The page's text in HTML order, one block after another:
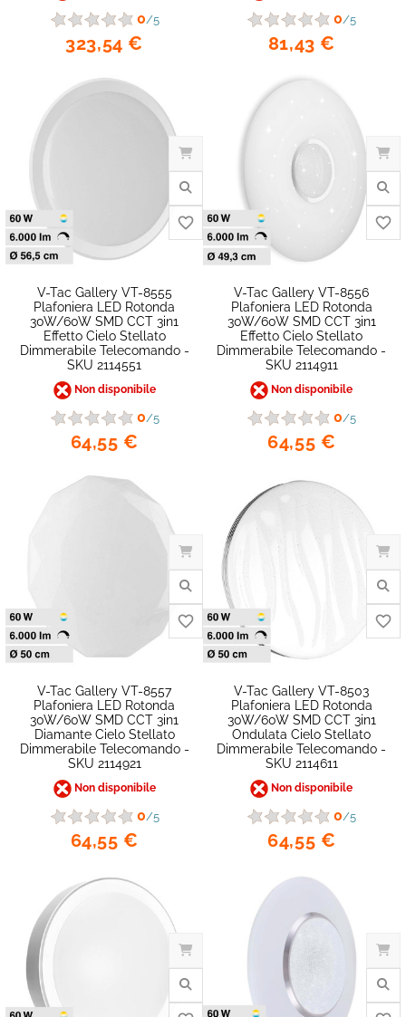
0/5
323,54 €
0/5
81,43 €
V-Tac Gallery VT-8555
Plafoniera LED Rotonda
30W/60W SMD CCT 3in1
Effetto Cielo Stellato
Dimmerabile Telecomando -
SKU 2114551
Non disponibile
0/5
64,55 €
V-Tac Gallery VT-8556
Plafoniera LED Rotonda
30W/60W SMD CCT 3in1
Effetto Cielo Stellato
Dimmerabile Telecomando -
SKU 2114911
Non disponibile
0/5
64,55 €
V-Tac Gallery VT-8557
Plafoniera LED Rotonda
30W/60W SMD CCT 3in1
Diamante Cielo Stellato
Dimmerabile Telecomando -
SKU 2114921
Non disponibile
0/5
64,55 €
V-Tac Gallery VT-8503
Plafoniera LED Rotonda
30W/60W SMD CCT 3in1
Ondulata Cielo Stellato
Dimmerabile Telecomando -
SKU 2114611
Non disponibile
0/5
64,55 €